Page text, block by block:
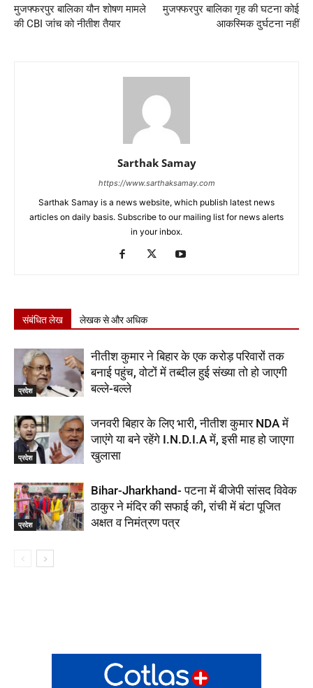
मुजफ्फरपुर बालिका यौन शोषण मामले
की CBI जांच को नीतीश तैयार
मुजफ्फरपुर बालिका गृह की घटना कोई
आकस्मिक दुर्घटना नहीं
Sarthak Samay
https://www.sarthaksamay.com
Sarthak Samay is a news website, which publish latest news
articles on daily basis. Subscribe to our mailing list for news alerts
in your inbox.
संबंधित लेख लेखक से और अधिक
प्रदेश
नीतीश कुमार ने बिहार के एक करोड़ परिवारों तक
बनाई पहुंच, वोटों में तब्दील हुई संख्या तो हो जाएगी
बल्ले-बल्ले
प्रदेश
जनवरी बिहार के लिए भारी, नीतीश कुमार NDA में
जाएंगे या बने रहेंगे I.N.D.I.A में, इसी माह हो जाएगा
खुलासा
प्रदेश
Bihar-Jharkhand- पटना में बीजेपी सांसद विवेक
ठाकुर ने मंदिर की सफाई की, रांची में बंटा पूजित
अक्षत व निमंत्रण पत्र